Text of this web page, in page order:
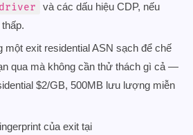
và các dấu hiệu CDP, nếu
một exit residential ASN sạch để chế
qua mà không cần thử thách gì cả —
$2/GB, 500MB lưu lượng miễn
của exit tại